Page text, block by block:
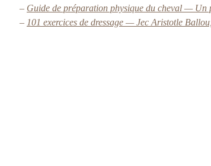
– Guide de préparation physique du cheval — Un
– 101 exercices de dressage — Jec Aristotle